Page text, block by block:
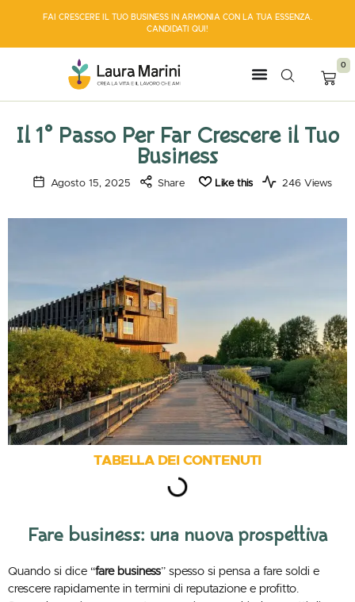
FAI CRESCERE IL TUO BUSINESS IN ARMONIA CON LA TUA ESSENZA.
CANDIDATI QUI !
0
Il 1° Passo Per Far Crescere il Tuo
Business
Agosto 15, 2025 Share Like this 246 Views
TABELLA DEI CONTENUTI
Fare business: una nuova prospettiva
Quando si dice “fare business” spesso si pensa a fare soldi e
crescere rapidamente in termini di reputazione e profitto.